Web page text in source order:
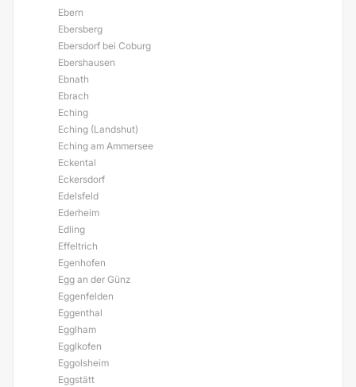
Ebern
Ebersberg
Ebersdorf bei Coburg
Ebershausen
Ebnath
Ebrach
Eching
Eching (Landshut)
Eching am Ammersee
Eckental
Eckersdorf
Edelsfeld
Ederheim
Edling
Effeltrich
Egenhofen
Egg an der Günz
Eggenfelden
Eggenthal
Egglham
Egglkofen
Eggolsheim
Eggstätt